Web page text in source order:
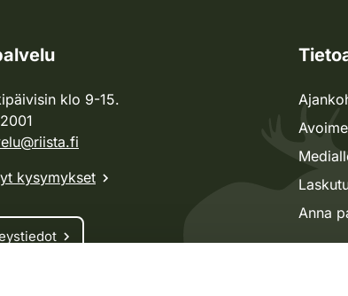
klo 9-15.
kysymykset
asiat
Anna